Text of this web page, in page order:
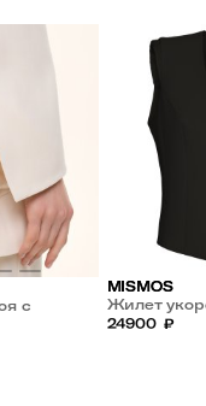
с
MISMOS
Жилет
24900 ₽